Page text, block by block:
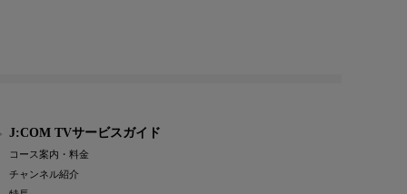
J:COM TVサービスガイド
コース案内・料金
チャンネル紹介